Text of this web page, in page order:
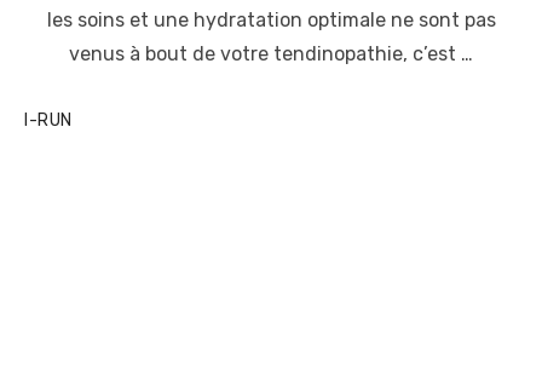
e
d
les soins et une hydratation optimale ne sont pas
venus à bout de votre tendinopathie, c’est …
I-RUN